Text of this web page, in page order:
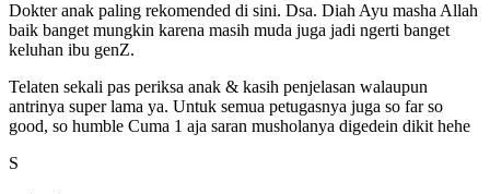
Dokter anak paling rekomended di sini. Dsa. Diah Ayu masha Allah
baik banget mungkin karena masih muda juga jadi ngerti banget
keluhan ibu genZ.
Telaten sekali pas periksa anak & kasih penjelasan walaupun
antrinya super lama ya. Untuk semua petugasnya juga so far so
good, so humble Cuma 1 aja saran musholanya digedein dikit hehe
S